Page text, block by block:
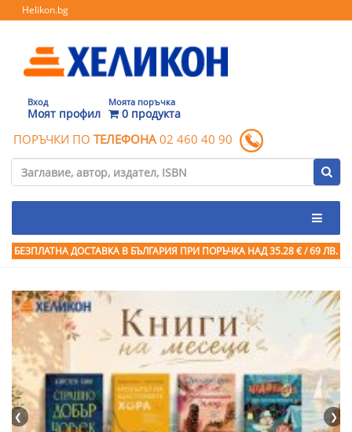
Helikon.bg
Вход
Моят профил
Моята поръчка
0 продукта
ПОРЪЧКИ ПО ТЕЛЕФОНА 02 460 40 90
БЕЗПЛАТНА ДОСТАВКА В БЪЛГАРИЯ ПРИ ПОРЪЧКА НАД 35.28 € / 69 ЛВ.
❮ ❯